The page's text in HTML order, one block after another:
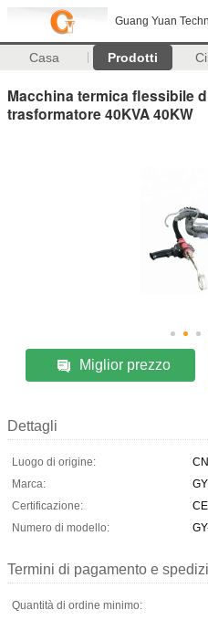
Guang Yuan
Casa Prodotti
Macchina termica flessibile
trasformatore 40KVA 40KW
Miglior prezzo
Dettagli
Luogo di origine:
CN
Marca:
GY
Certificazione:
Numero di modello:
Termini di pagamento e
Quantità di ordine minimo: